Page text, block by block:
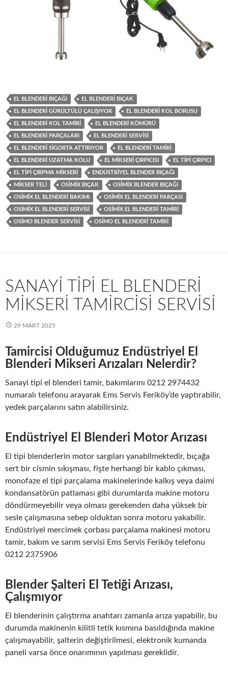
EL BLENDERI BIÇAĞI EL BLENDERI BIÇAK
EL BLENDERI GÜRÜLTÜLÜ ÇALIŞIYOR EL BLENDERI KOL BORUSU
EL BLENDERI KOL TAMIRI EL BLENDERI KÖMÜRÜ
EL BLENDERI PARÇALARI EL BLENDERI SERVISI
EL BLENDERI SIGORTA ATTIRIYOR EL BLENDERI TAMIRI
EL BLENDERI UZATMA KOLU EL MIKSERI ÇIRPICISI EL TIPI ÇIRPICI
EL TIPI ÇIRPMA MIKSERI ENDÜSTRIYEL BLENDER BIÇAĞI
MIKSER TELI OSIMIX BIÇAK OSIMIX BLENDER BIÇAĞI
OSIMIX EL BLENDERI BAKIMI OSIMIX EL BLENDERI PARÇASI
OSIMIX EL BLENDERI SERVISI OSIMIX EL BLENDERI TAMIRI
OSIMO BLENDER SERVISI OSIMO EL BLENDERI TAMIRI
SANAYI TIPI EL BLENDERI
MIKSERI TAMIRCISI SERVISI
29 MART 2025
Tamircisi Olduğumuz Endüstriyel El
Blenderi Mikseri Arızaları Nelerdir?
Sanayi tipi el blenderi tamir, bakımlarını 0212 2974432
numaralı telefonu arayarak Ems Servis Feriköy’de yaptırabilir,
yedek parçalarını satın alabilirsiniz.
Endüstriyel El Blenderi Motor Arızası
El tipi blenderlerin motor sargıları yanabilmektedir, bıçağa
sert bir cismin sıkışması, fişte herhangi bir kablo çıkması,
monofaze el tipi parçalama makinelerinde kalkış veya daimi
kondansatörün patlaması gibi durumlarda makine motoru
döndürmeyebilir veya olması gerekenden daha yüksek bir
sesle çalışmasına sebep olduktan sonra motoru yakabilir.
Endüstriyel mercimek çorbası parçalama makinesi motoru
tamir, bakım ve sarım servisi Ems Servis Feriköy telefonu
0212 2375906
Blender Şalteri El Tetiği Arızası,
Çalışmıyor
El blenderinin çalıştırma anahtarı zamanla arıza yapabilir, bu
durumda makinenin kilitli tetik kısmına basıldığında makine
çalışmayabilir, şalterin değiştirilmesi, elektronik kumanda
paneli varsa önce onarımının yapılması gereklidir.